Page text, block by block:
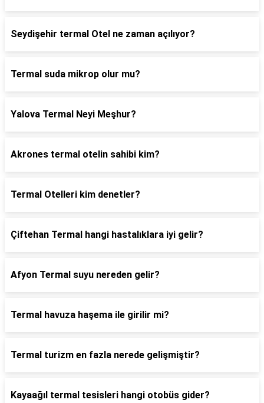
Seydişehir termal Otel ne zaman açılıyor?
Termal suda mikrop olur mu?
Yalova Termal Neyi Meşhur?
Akrones termal otelin sahibi kim?
Termal Otelleri kim denetler?
Çiftehan Termal hangi hastalıklara iyi gelir?
Afyon Termal suyu nereden gelir?
Termal havuza haşema ile girilir mi?
Termal turizm en fazla nerede gelişmiştir?
Kayaağıl termal tesisleri hangi otobüs gider?